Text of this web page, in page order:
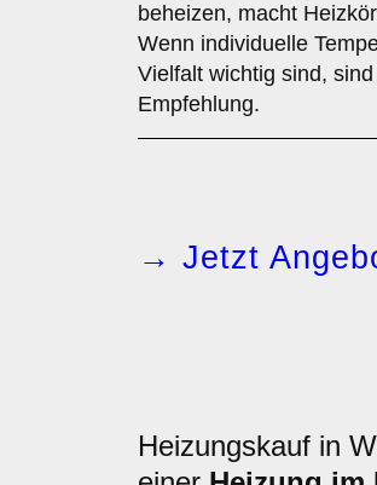
beheizen, macht
Wenn individuelle
Vielfalt wichtig sind,
Empfehlung.
→ Jetzt
Heizungskauf in